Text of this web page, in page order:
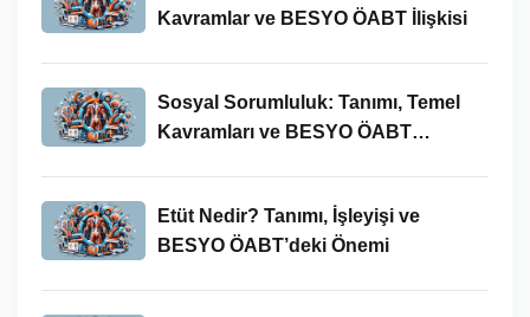
Kavramlar ve BESYO ÖABT İlişkisi
Sosyal Sorumluluk: Tanımı, Temel
Kavramları ve BESYO ÖABT
Etüt Nedir? Tanımı, İşleyişi ve
BESYO ÖABT’deki Önemi